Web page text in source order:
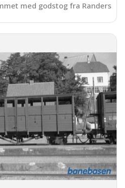
med godstog fra Randers